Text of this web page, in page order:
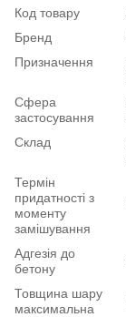
Код товару
Бренд
Призначення
Сфера
застосування
Склад
Термін
придатності з
моменту
замішування
Адгезія до
бетону
Товщина шару
максимальна